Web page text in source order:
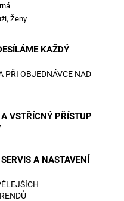
Ženy
KAŽDÝ
PŘI OBJEDNÁVCE NAD
VSTŘÍCNÝ PŘÍSTUP
A NASTAVENÍ